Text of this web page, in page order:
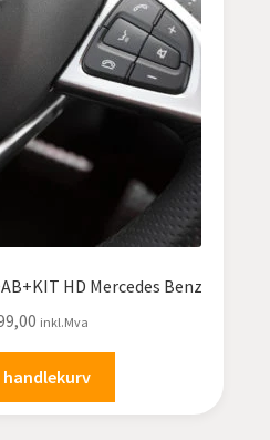
Fold
ut
HD Mercedes Benz
inkl.Mva
handlekurv